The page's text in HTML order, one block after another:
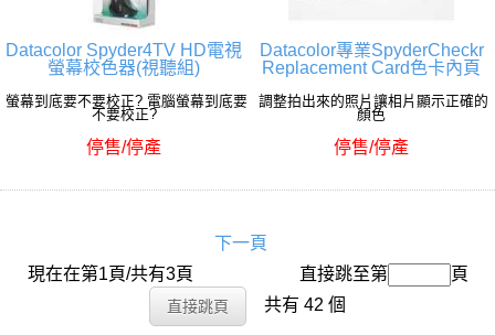
Datacolor Spyder4TV HD電視
螢幕校色器(視聽組)
螢幕到底要不要校正? 電腦螢幕到底要
不要校正?
停售/停產
Datacolor專業SpyderCheckr
Replacement Card色卡內頁
調整拍出來的照片讓相片顯示正確的
顏色
停售/停產
下一頁
現在在第1頁/共有3頁
直接跳至第
頁
共有 42 個